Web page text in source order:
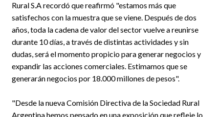
Rural S.A recordó que reafirmó "estamos más que
satisfechos con la muestra que se viene. Después de dos
años, toda la cadena de valor del sector vuelve a reunirse
durante 10 días, a través de distintas actividades y sin
dudas, será el momento propicio para generar negocios y
expandir las acciones comerciales. Estimamos que se
generarán negocios por 18.000 millones de pesos".
"Desde la nueva Comisión Directiva de la Sociedad Rural
Argentina hemos pensado en una exposición que refleje lo